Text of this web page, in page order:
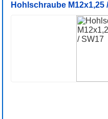
Hohlschraube M12x1,25